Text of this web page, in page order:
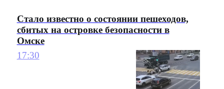
Стало известно о состоянии пешеходов,
сбитых на островке безопасности в
Омске
17:30